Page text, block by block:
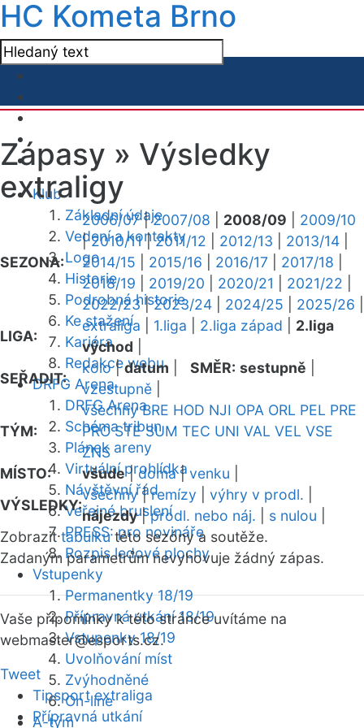
HC Kometa Brno
Klub
Základní údaje
Vedení a kontakty
Logo
Historie
Podrobná historie
Ke stažení
Kariéra
Redakce webu
DRFG Arena
DRFG Arena
Schéma tribun
Plánek areny
Virtuální prohlídka
Návštěvní řád
Veřejné bruslení
PRESS: pro novináře
Rozpis ledové plochy
Vstupenky
Permanentky 18/19
Přípravná utkání 18/19
Vstupenky 18/19
Uvolňování míst
Zvýhodněné
On-line
A-tým
Zápasy » Výsledky
extraligy
SEZONA:
2006/07|2007/08 2008/09
2009/10
|2010/11|2011/12 2012/13 2013/14
2014/15
2015/16 2016/17 2017/18
2018/19
2019/20 2020/21 2021/22
2022/23|2023/24 2024/25 2025/26
LIGA:
extraliga 1.liga 2.liga západ
2.liga
východ
SEŘADIT:
kolo|datum SMĚR: sestupně
vzestupně
TÝM:
všechny BRE HOD NJI OPA ORL PEL PRE
PRO STE SUM TEC UNI VAL VEL VSE
ZNS
MÍSTO:
všude|doma|venku
VÝSLEDKY:
všechny|remízy výhry v prodl.
nájezdy|prodl. nebo náj. s nulou
Zobrazittabulkutéto sezóny a soutěže.
Zadaným parametrům nevyhovuje žádný zápas.
Vaše připomínky k této stránce uvítáme na
webmaster@esports.cz.
Tweet
Tipsport extraliga
Přípravná utkání